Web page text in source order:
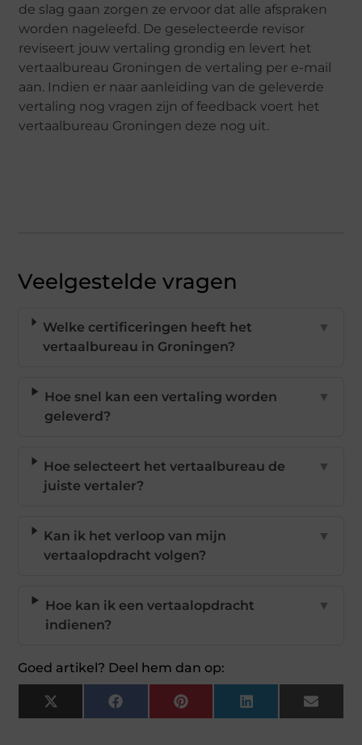
de slag gaan zorgen ze ervoor dat alle afspraken
worden nageleefd. De geselecteerde revisor
reviseert jouw vertaling grondig en levert het
vertaalbureau Groningen de vertaling per e-mail
aan. Indien er naar aanleiding van de geleverde
vertaling nog vragen zijn of feedback voert het
vertaalbureau Groningen deze nog uit.
Veelgestelde vragen
Welke certificeringen heeft het
vertaalbureau in Groningen?
▼
Hoe snel kan een vertaling worden
geleverd?
▼
Hoe selecteert het vertaalbureau de
juiste vertaler?
▼
Kan ik het verloop van mijn
vertaalopdracht volgen?
▼
Hoe kan ik een vertaalopdracht
indienen?
▼
Goed artikel? Deel hem dan op:
X
(Twitter)
FacebookPinterestLinkedIn Email